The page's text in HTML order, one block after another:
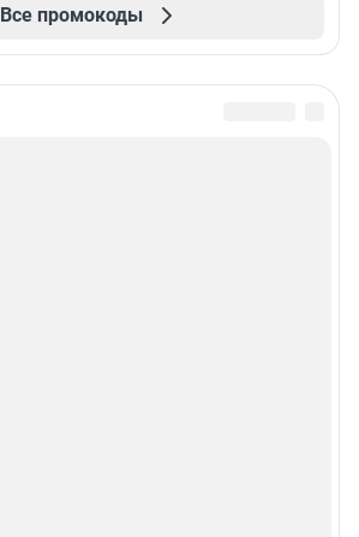
Все промокоды